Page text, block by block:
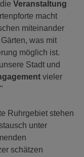
Veranstaltung
macht
miteinander
was mit
möglich ist.
Stadt und
vieler
Ruhrgebiet stehen
unter
schätzen